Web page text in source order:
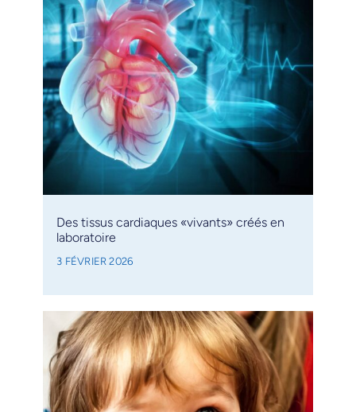
Des tissus cardiaques «vivants» créés en
laboratoire
3 FÉVRIER 2026